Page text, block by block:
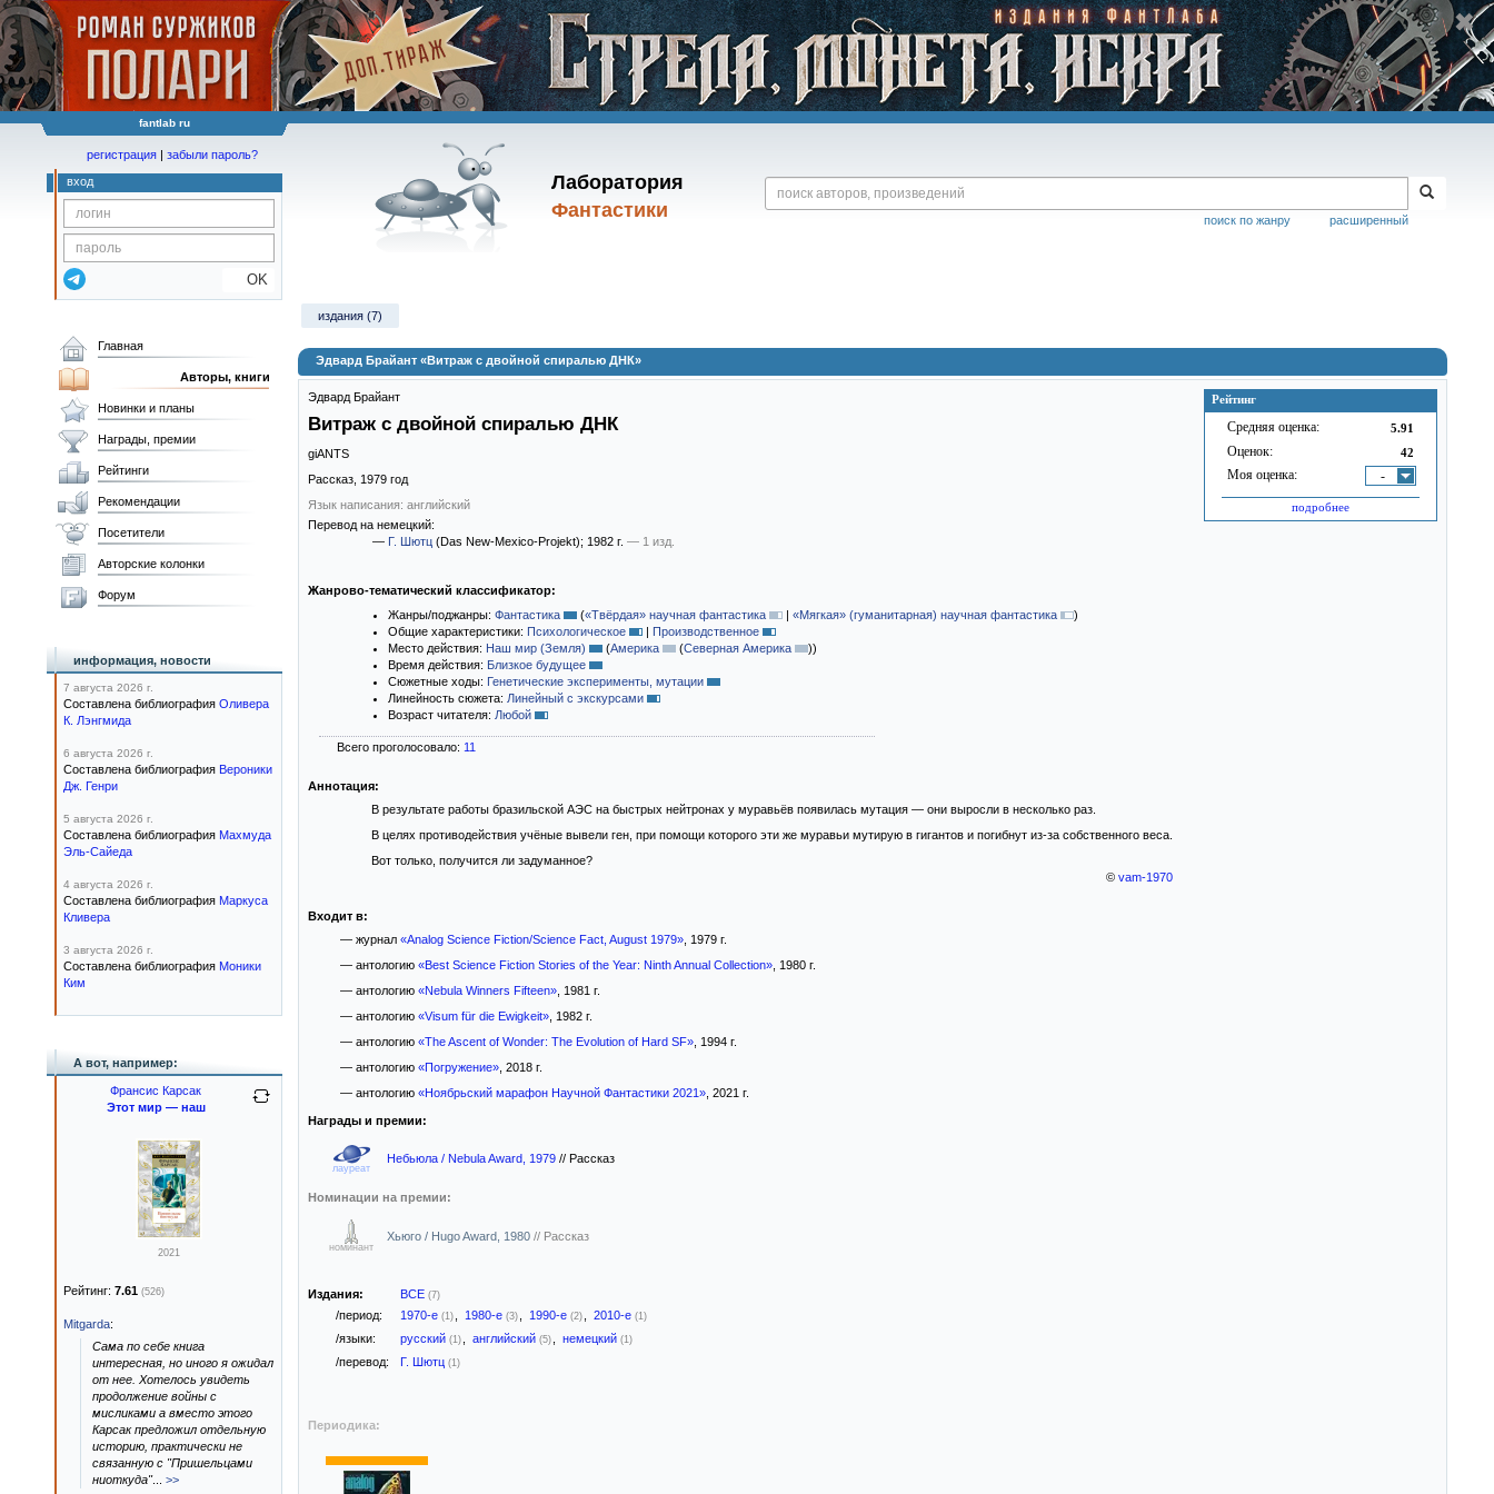
fantlab ru
Лаборатория
Фантастики
расширенный
поиск по жанру
регистрация | забыли пароль?
вход
OK
издания (7)
Эдвард Брайант «Витраж с двойной спиралью ДНК»
Рейтинг
Средняя оценка: 5.91
Оценок: 42
Моя оценка: -
подробнее
Эдвард Брайант
Витраж с двойной спиралью ДНК
giANTS
Рассказ, 1979 год
Язык написания: английский
Перевод на немецкий:
— Г. Шютц (Das New-Mexico-Projekt); 1982 г. — 1 изд.
Жанрово-тематический классификатор:
Жанры/поджанры: Фантастика («Твёрдая» научная фантастика | «Мягкая» (гуманитарная) научная фантастика
)
Общие характеристики: Психологическое | Производственное
Место действия: Наш мир (Земля) (Америка (Северная Америка ))
Время действия: Близкое будущее
Сюжетные ходы: Генетические эксперименты, мутации
Линейность сюжета: Линейный с экскурсами
Возраст читателя: Любой
Всего проголосовало: 11
Аннотация:
В результате работы бразильской АЭС на быстрых нейтронах у муравьёв появилась мутация — они выросли в несколько раз.
В целях противодействия учёные вывели ген, при помощи которого эти же муравьи мутирую в гигантов и погибнут из-за собственного веса.
Вот только, получится ли задуманное?
© vam-1970
Входит в:
— журнал «Analog Science Fiction/Science Fact, August 1979», 1979 г.
— антологию «Best Science Fiction Stories of the Year: Ninth Annual Collection», 1980 г.
— антологию «Nebula Winners Fifteen», 1981 г.
— антологию «Visum für die Ewigkeit», 1982 г.
— антологию «The Ascent of Wonder: The Evolution of Hard SF», 1994 г.
— антологию «Погружение», 2018 г.
— антологию «Ноябрьский марафон Научной Фантастики 2021», 2021 г.
Награды и премии:
лауреат
Небьюла / Nebula Award, 1979 // Рассказ
Номинации на премии:
номинант
Хьюго / Hugo Award, 1980 // Рассказ
Издания: ВСЕ (7)
/период: 1970-е (1) 1980-е (3) 1990-е (2) 2010-е (1)
/языки: русский (1) английский (5) немецкий (1)
/перевод: Г. Шютц (1)
Периодика:
Главная
Авторы, книги
Новинки и планы
Награды, премии
Рейтинги
Рекомендации
Посетители
Авторские колонки
Форум
информация, новости
7 августа 2026 г.
Составлена библиография Оливера
К. Лэнгмида
6 августа 2026 г.
Составлена библиография Вероники
Дж. Генри
5 августа 2026 г.
Составлена библиография Махмуда
Эль-Сайеда
4 августа 2026 г.
Составлена библиография Маркуса
Кливера
3 августа 2026 г.
Составлена библиография Моники
Ким
А вот, например:
Франсис Карсак
Этот мир — наш
2021
Рейтинг: 7.61 (526)
Mitgarda:
Сама по себе книга
интересная, но иного я ожидал
от нее. Хотелось увидеть
продолжение войны с
мисликами а вместо этого
Карсак предложил отдельную
историю, практически не
связанную с "Пришельцами
ниоткуда"... >>